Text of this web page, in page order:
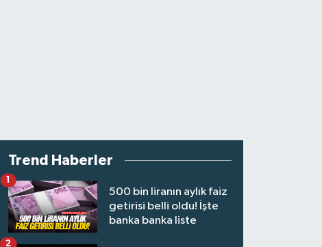
Trend Haberler
500 bin liranın aylık faiz
getirisi belli oldu! İşte
banka banka liste
1
2